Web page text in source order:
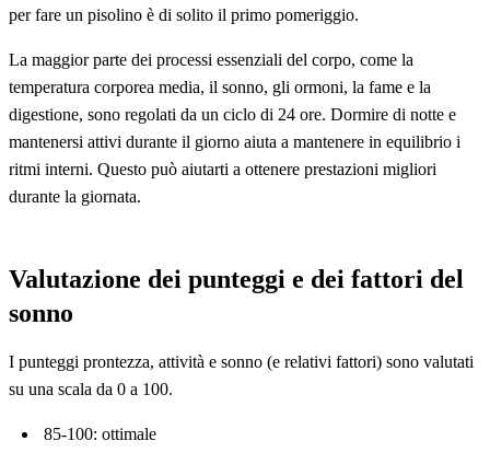
per fare un pisolino è di solito il primo pomeriggio.
La maggior parte dei processi essenziali del corpo, come la
temperatura corporea media, il sonno, gli ormoni, la fame e la
digestione, sono regolati da un ciclo di 24 ore. Dormire di notte e
mantenersi attivi durante il giorno aiuta a mantenere in equilibrio i
ritmi interni. Questo può aiutarti a ottenere prestazioni migliori
durante la giornata.
Valutazione dei punteggi e dei fattori del
sonno
I punteggi prontezza, attività e sonno (e relativi fattori) sono valutati
su una scala da 0 a 100.
85-100: ottimale